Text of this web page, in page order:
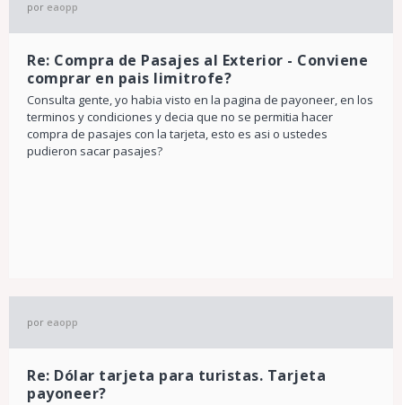
por eaopp
Re: Compra de Pasajes al Exterior - Conviene
comprar en pais limitrofe?
Consulta gente, yo habia visto en la pagina de payoneer, en los
terminos y condiciones y decia que no se permitia hacer
compra de pasajes con la tarjeta, esto es asi o ustedes
pudieron sacar pasajes?
por eaopp
Re: Dólar tarjeta para turistas. Tarjeta
payoneer?